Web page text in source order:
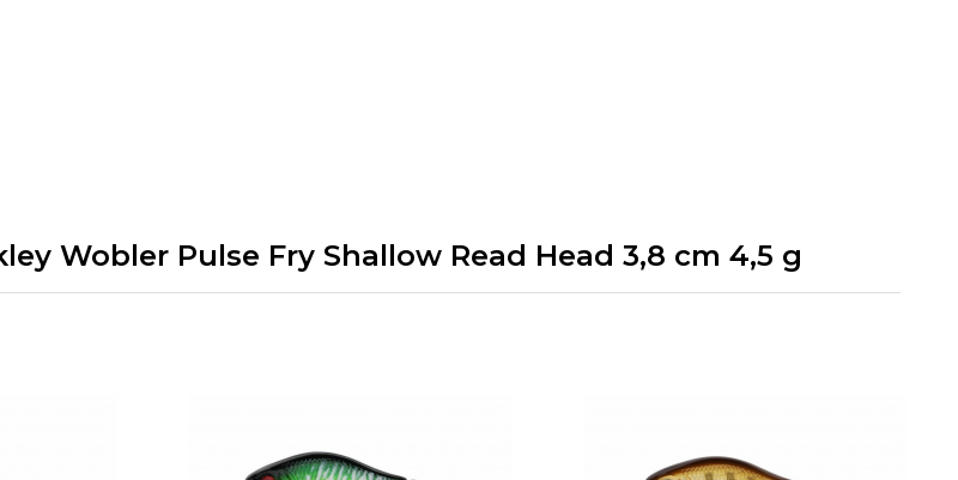
Wobler Pulse Fry Shallow Read Head 3,8 cm 4,5 g